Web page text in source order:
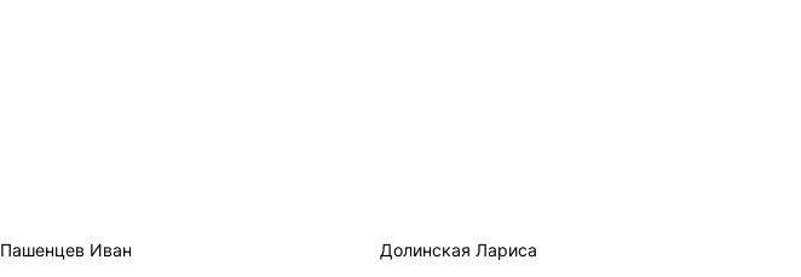
Пашенцев Иван Долинская Лариса